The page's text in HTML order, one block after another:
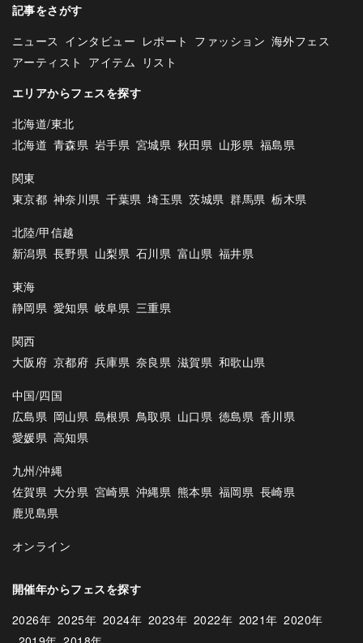
記事をさがす
ニュース インタビュー レポート ファッション 海外フェス
アーティスト アイテム
リスト
エリアからフェスを探す
北海道/東北
北海道 青森県 岩手県 宮城県 秋田県 山形県 福島県
関東
東京都 神奈川県 千葉県 埼玉県 茨城県 群馬県 栃木県
北陸/甲信越
新潟県 長野県 山梨県 石川県 富山県 福井県
東海
静岡県 愛知県 岐阜県 三重県
関西
大阪府 京都府 兵庫県 奈良県 滋賀県 和歌山県
中国/四国
広島県 岡山県 島根県 鳥取県 山口県 徳島県 香川県
愛媛県 高知県
九州/沖縄
佐賀県 大分県 宮崎県 沖縄県 熊本県 福岡県 長崎県
鹿児島県
オンライン
開催年からフェスを探す
2026年 2025年 2024年 2023年 2022年 2021年 2020年